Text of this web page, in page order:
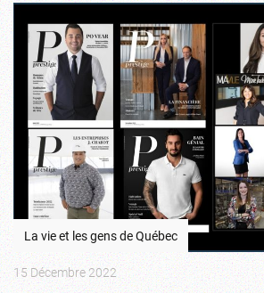
La vie et les gens de Québec
15 Décembre 2022